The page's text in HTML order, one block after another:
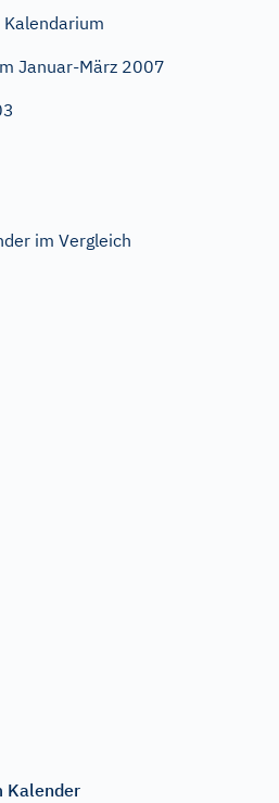
Januar-März 2007
im Vergleich
Kalender